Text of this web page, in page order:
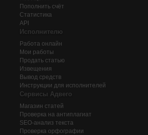
Пополнить счёт
Статистика
API
Исполнителю
Работа онлайн
Мои работы
Продать статью
Извещения
Вывод средств
Инструкции для исполнителей
Сервисы Адвего
Магазин статей
Проверка на антиплагиат
SEO-анализ текста
Проверка орфографии